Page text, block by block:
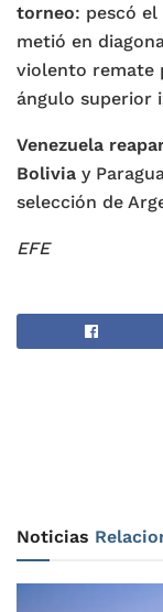
torneo: pescó
metió en
violento remate
ángulo superior
Venezuela
Bolivia y
selección de
EFE
Noticias